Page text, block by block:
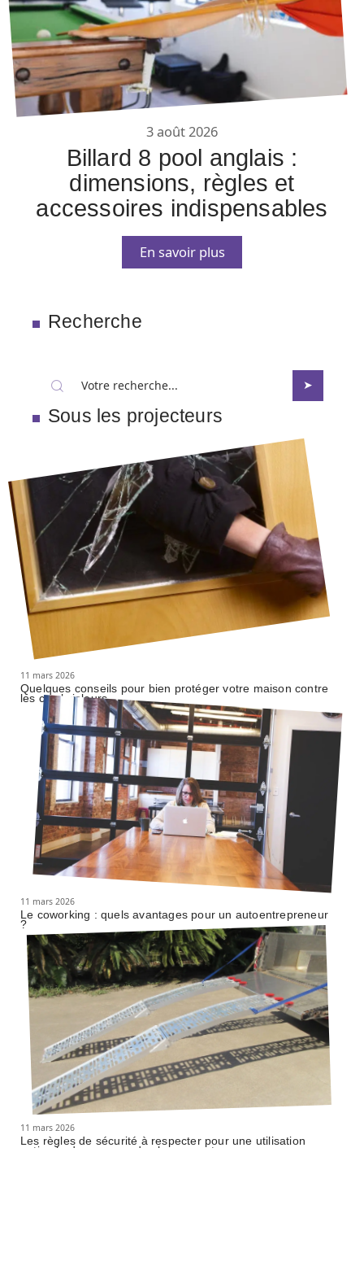
3 août 2026
Billard 8 pool anglais :
dimensions, règles et
accessoires indispensables
En savoir plus
Recherche
Sous les projecteurs
11 mars 2026
Quelques conseils pour bien protéger votre maison contre
les cambrioleurs
11 mars 2026
Le coworking : quels avantages pour un autoentrepreneur
?
11 mars 2026
Les règles de sécurité à respecter pour une utilisation
optimale des rampes de chargement